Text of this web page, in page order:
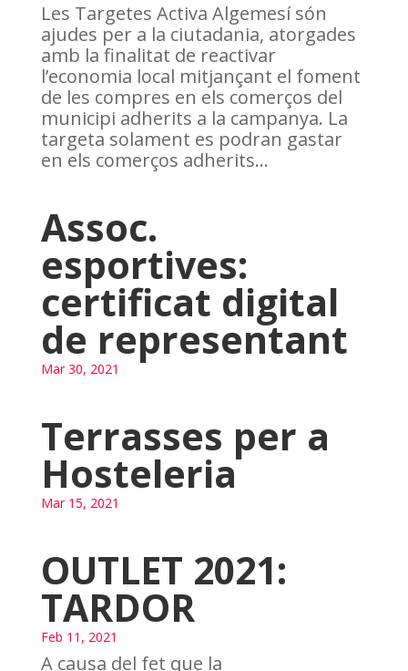
Les Targetes Activa Algemesí són
ajudes per a la ciutadania, atorgades
amb la finalitat de reactivar
l’economia local mitjançant el foment
de les compres en els comerços del
municipi adherits a la campanya. La
targeta solament es podran gastar
en els comerços adherits...
Assoc.
esportives:
certificat digital
de representant
Mar 30, 2021
Terrasses per a
Hosteleria
Mar 15, 2021
OUTLET 2021:
TARDOR
Feb 11, 2021
A causa del fet que la